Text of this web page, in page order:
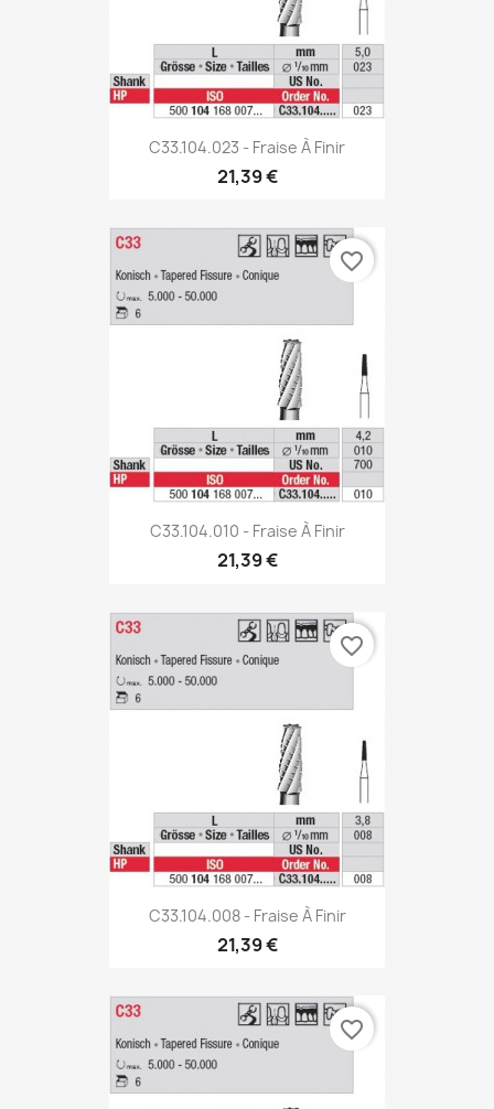
C33.104.023 - Fraise À Finir
21,39 €
C33.104.010 - Fraise À Finir
21,39 €
favorite_border
C33.104.008 - Fraise À Finir
21,39 €
favorite_border
favorite_border